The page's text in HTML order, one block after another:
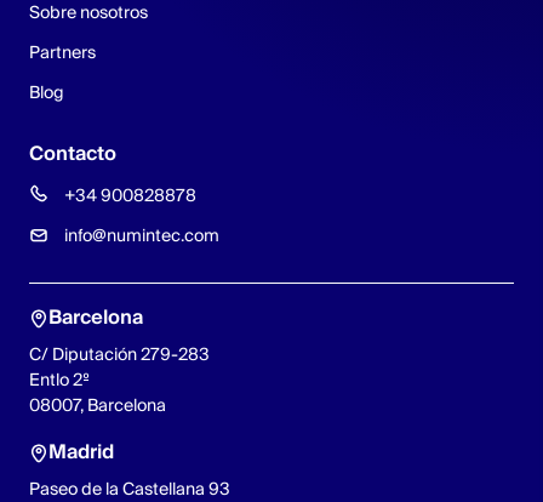
Sobre nosotros
Partners
Blog
Contacto
+34 900828878
info@numintec.com
Barcelona
C/ Diputación 279-283
Entlo 2º
08007, Barcelona
Madrid
Paseo de la Castellana 93